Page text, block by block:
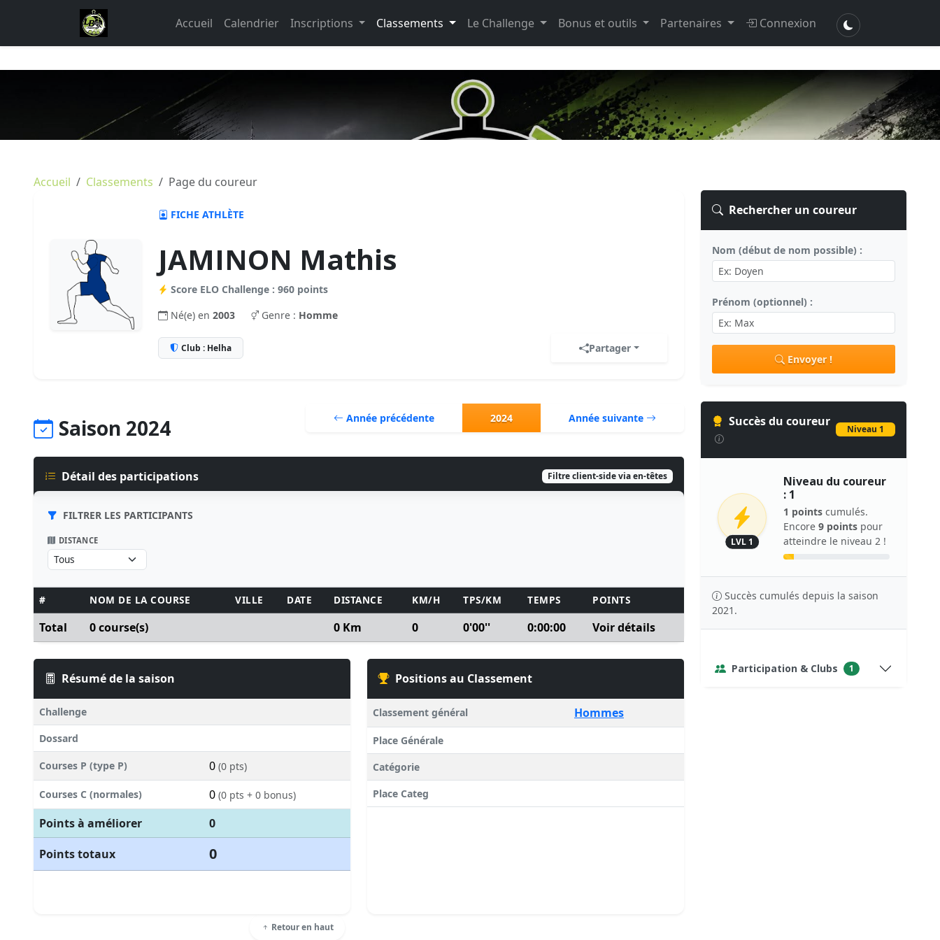
Accueil Calendrier Inscriptions Classements Le Challenge Bonus et outils Partenaires Connexion
Accueil Classements Page du coureur
FICHE ATHLÈTE
JAMINON Mathis
Score ELO Challenge : 960 points
Né(e) en 2003 Genre : Homme
Club : Helha Partager
Saison 2024 Année précédente 2024 Année suivante
Détail des participations Filtre client-side via en-têtes
FILTRER LES PARTICIPANTS
DISTANCE
# NOM DE LA COURSE VILLE DATE DISTANCE KM/H TPS/KM TEMPS POINTS
Total 0 course(s) 0 Km 0 0'00'' 0:00:00 Voir détails
Résumé de la saison
Challenge
Dossard
Courses P (type P) 0 (0 pts)
Courses C (normales) 0 (0 pts + 0 bonus)
Points à améliorer
0
Points totaux
0
Retour en haut
Positions au Classement
Classement général Hommes
Place Générale
Catégorie
Place Categ
Rechercher un coureur
Nom (début de nom possible) :
Prénom (optionnel) :
Envoyer !
Succès du coureur
Niveau 1
LVL 1
Niveau du coureur
: 1
1 points cumulés.
Encore 9 points pour
atteindre le niveau 2 !
Succès cumulés depuis la saison
2021.
Participation & Clubs 1